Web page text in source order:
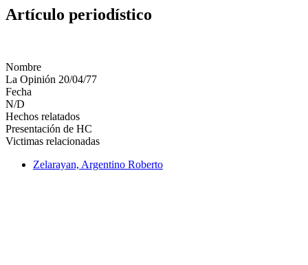
Artículo periodístico
Nombre
La Opinión 20/04/77
Fecha
N/D
Hechos relatados
Presentación de HC
Victimas relacionadas
Zelarayan, Argentino Roberto